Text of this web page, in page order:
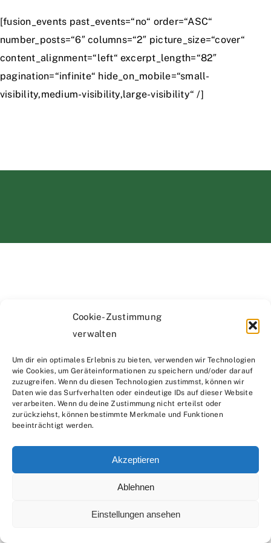
Cookie-Zustimmung
verwalten
Um dir ein optimales Erlebnis zu bieten, verwenden wir Technologien
wie Cookies, um Geräteinformationen zu speichern und/oder darauf
zuzugreifen. Wenn du diesen Technologien zustimmst, können wir
Daten wie das Surfverhalten oder eindeutige IDs auf dieser Website
verarbeiten. Wenn du deine Zustimmung nicht erteilst oder
zurückziehst, können bestimmte Merkmale und Funktionen
beeinträchtigt werden.
Akzeptieren
Ablehnen
Einstellungen ansehen
Inhalt
springen
[fusion_events past_events=“no“ order=“ASC“
number_posts=“6″ columns=“2″ picture_size=“cover“
content_alignment=“left“ excerpt_length=“82″
pagination=“infinite“ hide_on_mobile=“small-
visibility,medium-visibility,large-visibility“ /]